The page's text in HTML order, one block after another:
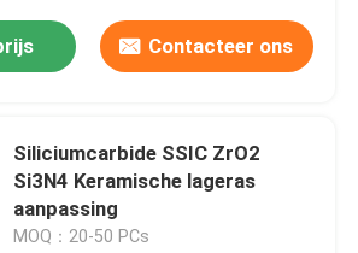
Contacteer ons
Siliciumcarbide SSIC ZrO2
Si3N4 Keramische lageras
aanpassing
MOQ：20-50 PCs